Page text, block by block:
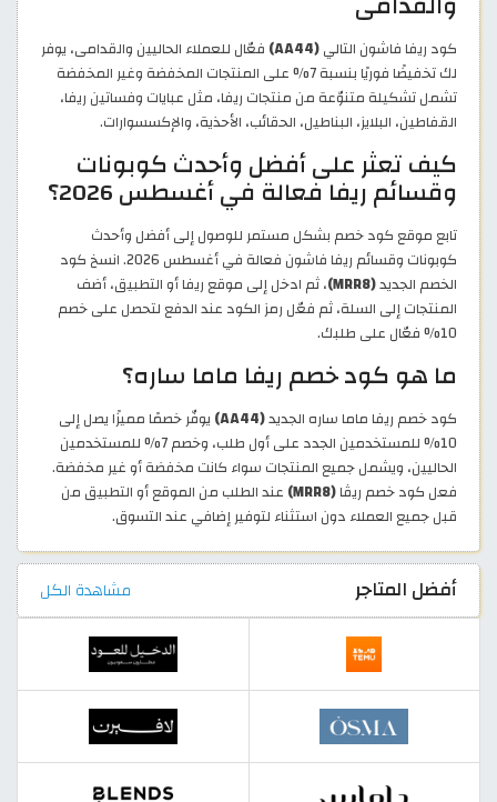
كود ريفا فاشون التالي(AA44)
فعّال للعملاء الحاليين والقدامى، يوفر
لك تخفيضًا فوريًا بنسبة 7% على المنتجات المخفضة وغير المخفضة
تشمل تشكيلة متنوّعة من منتجات ريفا، مثل عبايات وفساتين ريفا،
القفاطين، البلايز، البناطيل، الحقائب، الأحذية، والإكسسوارات.
كيف تعثر على أفضل وأحدث كوبونات
وقسائم ريفا فعالة في أغسطس 2026؟
تابع موقع كود خصم بشكل مستمر للوصول إلى أفضل وأحدث
كوبونات وقسائم ريفا فاشون فعالة في أغسطس 2026. انسخ كود
الخصم الجديد(MRR8)
، ثم ادخل إلى موقع ريفا أو التطبيق، أضف
المنتجات إلى السلة، ثم فعّل رمز الكود عند الدفع لتحصل على خصم
10% فعّال على طلبك.
ما هو كود خصم ريفا ماما ساره؟
كود خصم ريفا ماما ساره الجديد(AA44)
يوفّر خصمًا مميزًا يصل إلى
10% للمستخدمين الجدد على أول طلب، وخصم 7% للمستخدمين
الحاليين، ويشمل جميع المنتجات سواء كانت مخفضة أو غير مخفضة.
فعل كود خصم ريڤا(MRR8)
عند الطلب من الموقع أو التطبيق من
قبل جميع العملاء دون استثناء لتوفير إضافي عند التسوق.
أفضل المتاجر مشاهدة الكل